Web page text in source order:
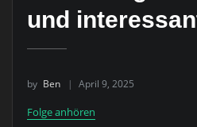
und
by Ben April 9, 2025
Folge anhören